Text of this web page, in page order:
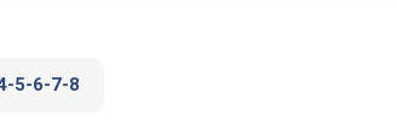
5-6-7-8